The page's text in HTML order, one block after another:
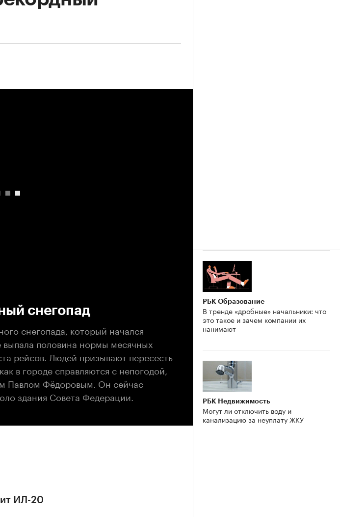
снегопад
снегопада, который начался
половина нормы месячных
рейсов. Людей призывают пересесть
в городе справляются с непогодой,
Павлом Фёдоровым. Он сейчас
здания Совета Федерации.
ИЛ-20
РБК Образование
В тренде «дробные» начальники: что
это такое и зачем компании их
нанимают
РБК Недвижимость
Могут ли отключить воду и
канализацию за неуплату ЖКУ